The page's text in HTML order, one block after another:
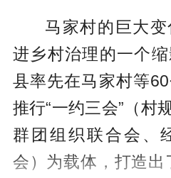
马家村的巨大
进乡村治理的一个
县率先在马家村等
推行“一约三会”（村
群团组织联合会、
会）为载体，打造出